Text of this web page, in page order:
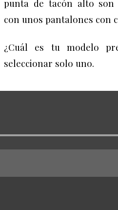
punta de tacón alto son
con unos pantalones con
¿Cuál es tu modelo
seleccionar solo uno.